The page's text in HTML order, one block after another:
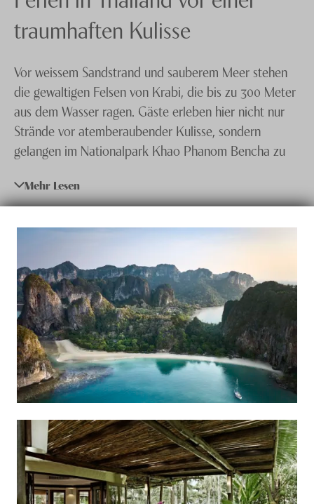
Südkorea
Thailand
Vietnam
Knecht Gruppe
Impressum
Jobs
traumhaften Kulisse
Vor weissem Sandstrand und sauberem Meer stehen
die gewaltigen Felsen von Krabi, die bis zu 300 Meter
aus dem Wasser ragen. Gäste erleben hier nicht nur
Strände vor atemberaubender Kulisse, sondern
gelangen im Nationalpark Khao Phanom Bencha zu
an Tieren und Pflanzen. Ein Höhepunkt der Stadt
Krabi ist das Höhlensystem der Tiger Caves, die seit
Jahrhunderten die Heimat von Mönchen sind.
Gäste gelangen über 1.237 Stufen zu einer
Kalksteinspitze mit einem spektakulären Ausblick,
welcher der schönste von ganzThailandsein soll.
UnsereSpezialistenberaten Sie individuell und
ermöglichen Ihre Ferien in Krabi.
Mehr Lesen